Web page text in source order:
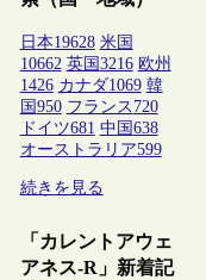
日本19628 米国
10662 英国3216 欧州
1426 カナダ1069 韓
国950 フランス 720
ドイツ681 中国638
オーストラリア599
続きを見る
「カレントアウェ
アネス-R」新着記